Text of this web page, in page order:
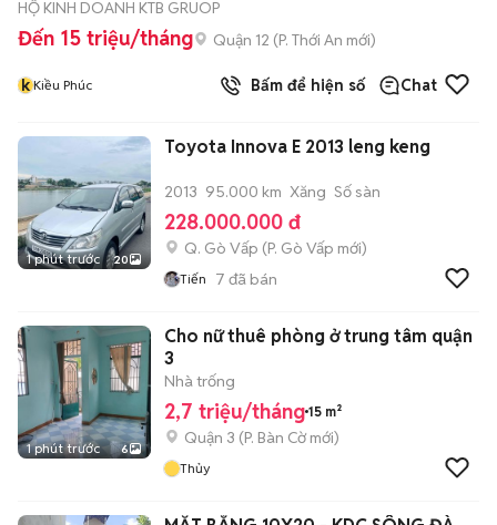
HỘ KINH DOANH KTB GRUOP
Đến 15 triệu/tháng Quận 12 (P. Thới An mới)
k Kiều Phúc Bấm để hiện số Chat
1 phút trước 20
Toyota Innova E 2013 leng keng
2013 95.000 km Xăng Số sàn
228.000.000 đ
Q. Gò Vấp (P. Gò Vấp mới)
Tiến 7 đã bán
1 phút trước 6
Cho nữ thuê phòng ở trung tâm quận
3
Nhà trống
2,7 triệu/tháng 15 m²
Quận 3 (P. Bàn Cờmới)
Thủy